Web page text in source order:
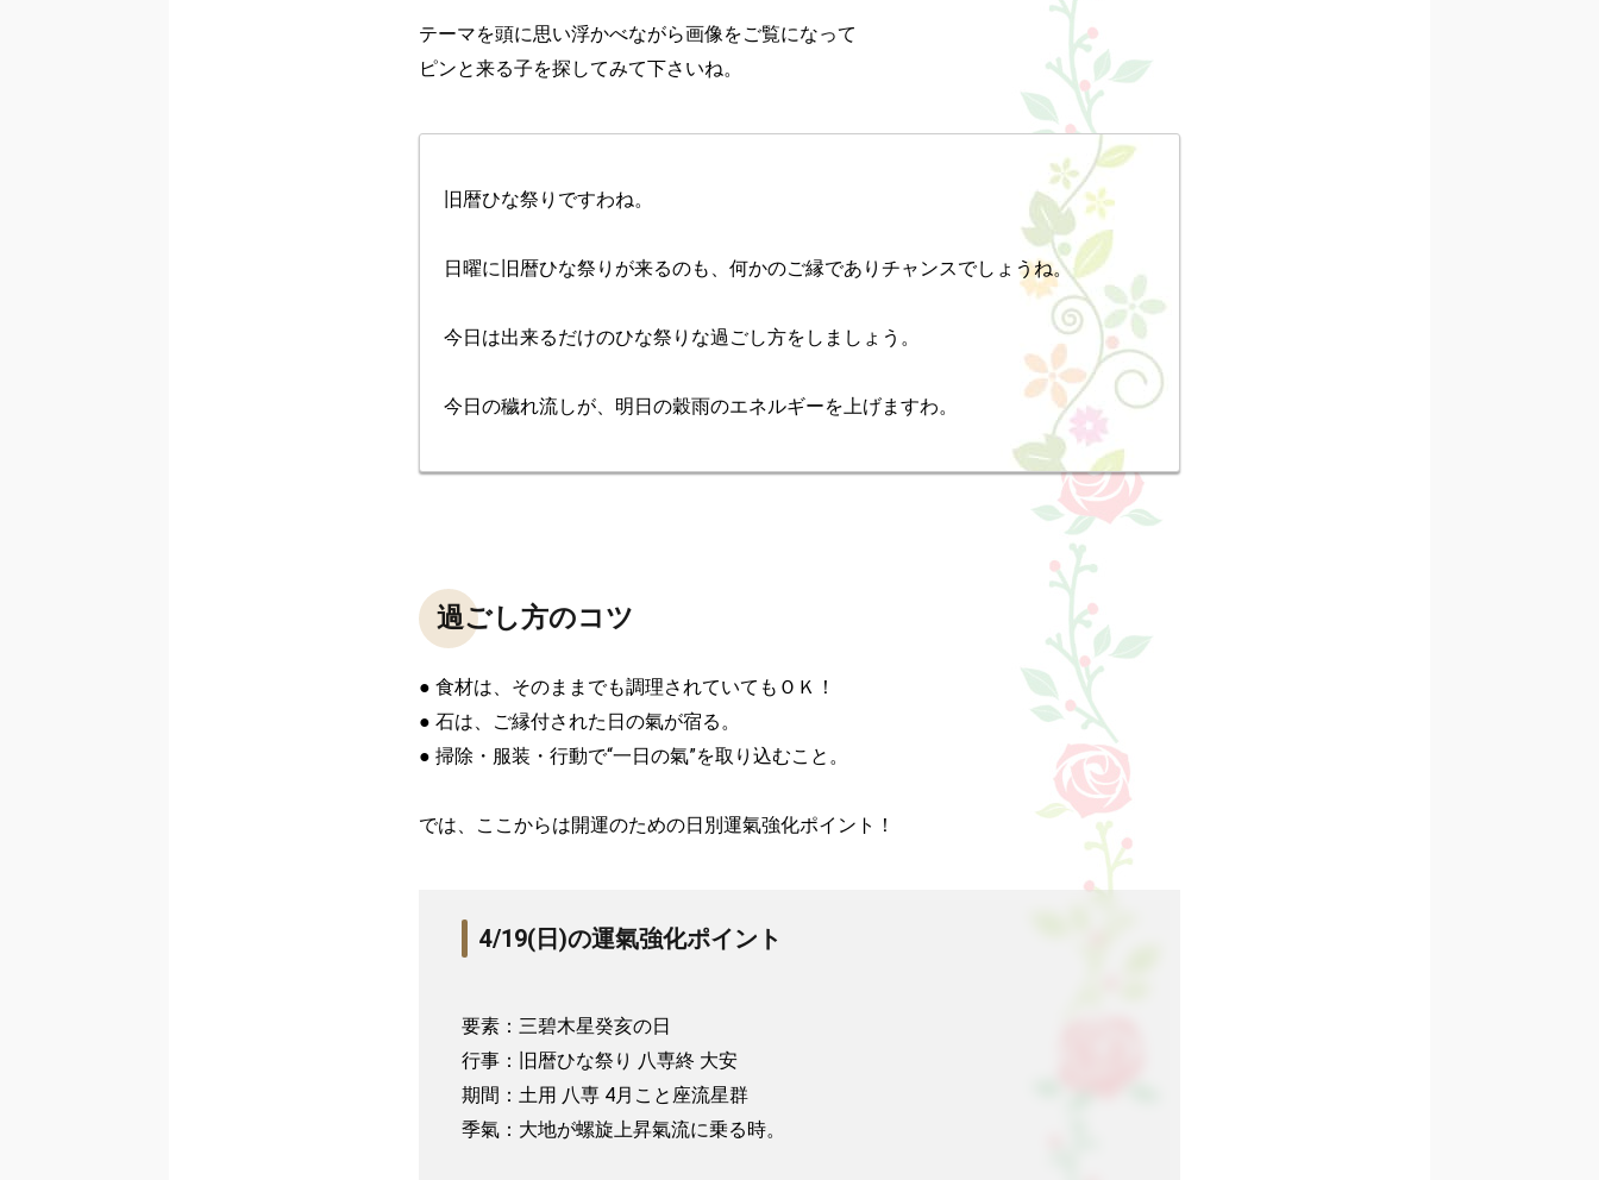
テーマを頭に思い浮かべながら画像をご覧になって
ピンと来る子を探してみて下さいね。
旧暦ひな祭りですわね。
日曜に旧暦ひな祭りが来るのも、何かのご縁でありチャンスでしょうね。
今日は出来るだけのひな祭りな過ごし方をしましょう。
今日の穢れ流しが、明日の穀雨のエネルギーを上げますわ。
過ごし方のコツ
● 食材は、そのままでも調理されていてもＯＫ！
● 石は、ご縁付された日の氣が宿る。
● 掃除・服装・行動で“一日の氣”を取り込むこと。
では、ここからは開運のための日別運氣強化ポイント！
4/19(日)の運氣強化ポイント
要素：三碧木星癸亥の日
行事：旧暦ひな祭り 八専終 大安
期間：土用 八専 4月こと座流星群
季氣：大地が螺旋上昇氣流に乗る時。